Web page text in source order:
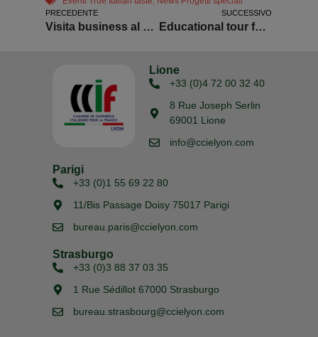
PRECEDENTE
Visita business al Villaggio Coldiretti Bologna
SUCCESSIVO
Educational tour food & wine in Puglia
Lione
+33 (0)4 72 00 32 40
8 Rue Joseph Serlin
69001 Lione
info@ccielyon.com
Parigi
+33 (0)1 55 69 22 80
11/Bis Passage Doisy 75017 Parigi
bureau.paris@ccielyon.com
Strasburgo
+33 (0)3 88 37 03 35
1 Rue Sédillot 67000 Strasburgo
bureau.strasbourg@ccielyon.com